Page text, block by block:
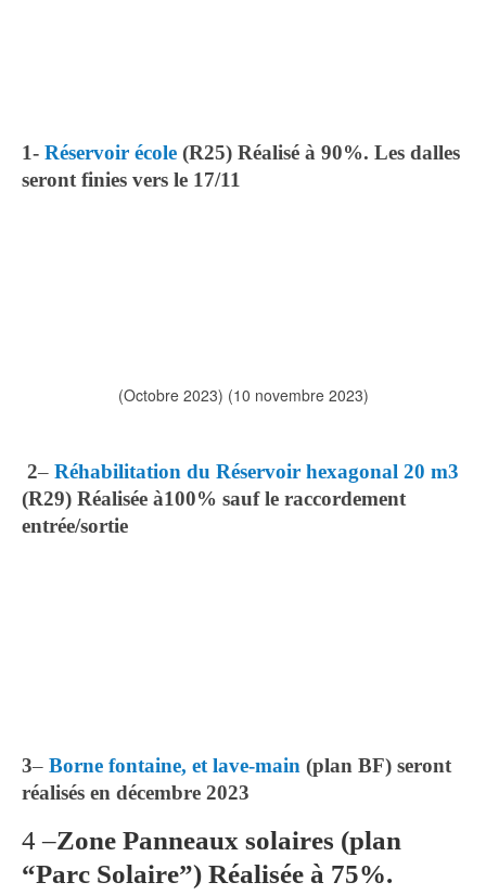
1- Réservoir école (R25) Réalisé à 90%. Les dalles
seront finies vers le 17/11
(Octobre 2023) (10 novembre 2023)
2– Réhabilitation du Réservoir hexagonal 20 m3
(R29) Réalisée à100% sauf le raccordement
entrée/sortie
3– Borne fontaine, et lave-main (plan BF) seront
réalisés en décembre 2023
4 –Zone Panneaux solaires (plan
“Parc Solaire”) Réalisée à 75%.